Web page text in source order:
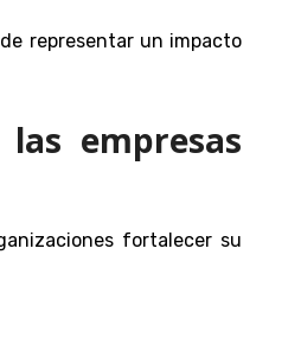
representar un impacto
empresas
fortalecer su